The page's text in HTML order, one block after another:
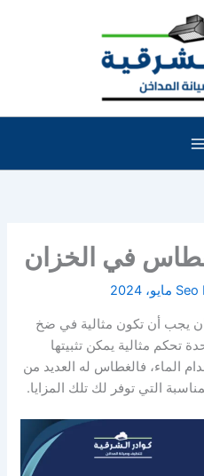
في الخزان
Seo
يجب أن تكون مثالية في ضخ
تحكم مثالية يمكن تثبيتها
الماء، فالغطاس له العديد من
التي توفر لك تلك المزايا.